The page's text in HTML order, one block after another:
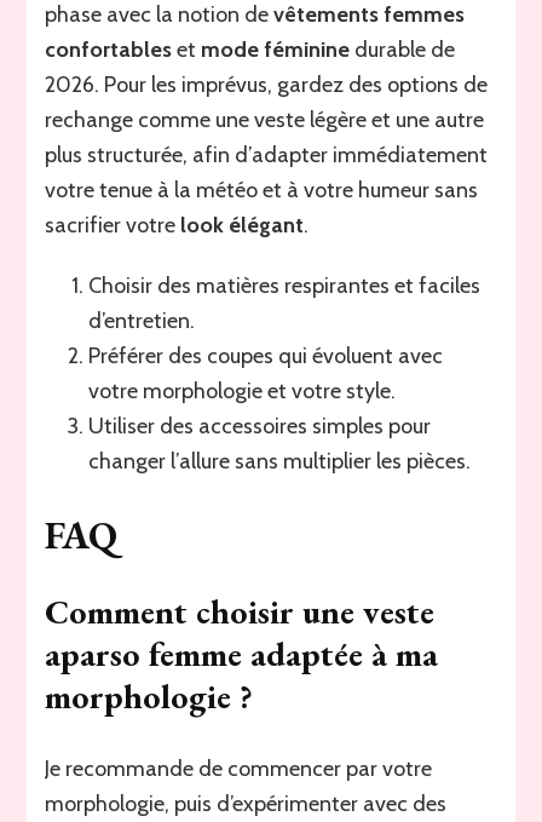
phase avec la notion devêtements femmes
confortableset mode féminine durable de
2026. Pour les imprévus, gardez des options de
rechange comme une veste légère et une autre
plus structurée, afin d’adapter immédiatement
votre tenue à la météo et à votre humeur sans
sacrifier votre look élégant.
Choisir des matières respirantes et faciles
d’entretien.
Préférer des coupes qui évoluent avec
votre morphologie et votre style.
Utiliser des accessoires simples pour
changer l’allure sans multiplier les pièces.
FAQ
Comment choisir une veste
aparso femme adaptée à ma
morphologie ?
Je recommande de commencer par votre
morphologie, puis d’expérimenter avec des